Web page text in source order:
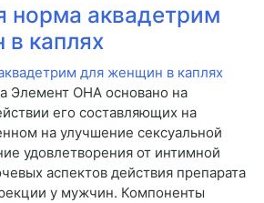
норма аквадетрим
каплях
Элемент ОНА основано на
его составляющих на
на улучшение сексуальной
удовлетворения от интимной
аспектов действия препарата
у мужчин. Компоненты